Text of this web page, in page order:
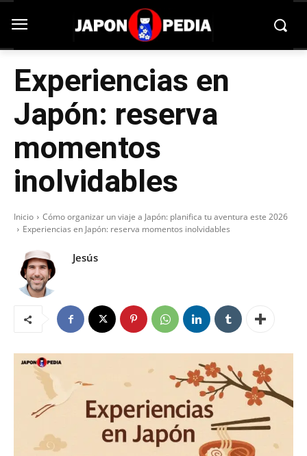
Experiencias en
Japón: reserva
momentos
inolvidables
Inicio
Cómo organizar un viaje a Japón: planifica tu aventura este 2026
Experiencias en Japón: reserva momentos inolvidables
Jesús